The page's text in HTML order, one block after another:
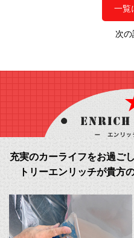
一覧
次
充実のカーライフをお過ご
トリーエンリッチが貴方